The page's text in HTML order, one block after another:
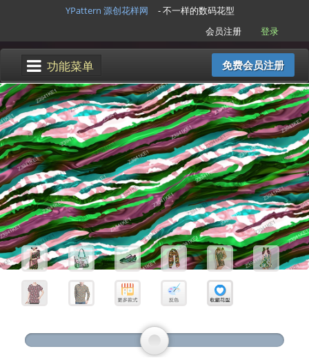
YPattern 源创花样网
- 不一样的数码花型
会员注册
登录
功能菜单 免费会员注册